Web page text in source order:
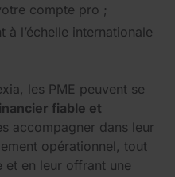
compte pro ;
à l’échelle internationale
les PME peuvent se
fiable et
accompagner dans leur
opérationnel, tout
et en leur offrant une